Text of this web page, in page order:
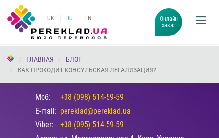
UK RU EN
Онлайн
заказ
ГЛАВНАЯ
БЛОГ
КАК ПРОХОДИТ КОНСУЛЬСКАЯ ЛЕГАЛИЗАЦИЯ?
Моб:
+38 (098) 514-59-59
E-mail: pereklad@pereklad.ua
Viber:
+38 (095) 514-59-59